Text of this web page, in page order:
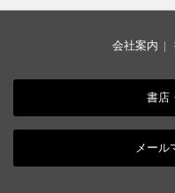
会社案内 |
書店
メール